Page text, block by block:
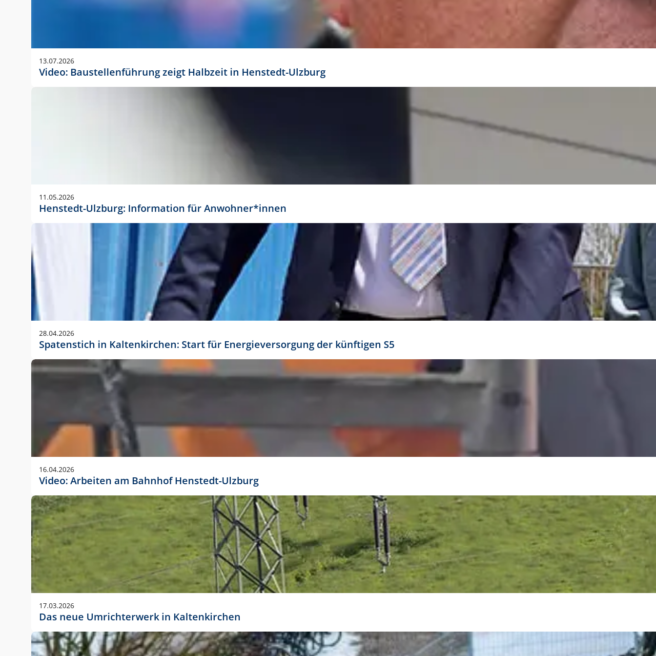
Anwendungsgröße im Layout:
Die Logohöhe beträgt 4 – 10 % der jeweiligen Formathöhe. Daraus ergeben sich für gängige Formate
folgende fest definierte Anwendungsgrößen im Layout:
DIN A3 – 15 mm hoch (5 %)
DIN A1 – 39 mm hoch (5 %)
DIN lang – 10 mm hoch (5 %)
1080 x 1080 px – 78 px hoch (7 %)
In Ausnahmefällen darf das Logo jedoch auch größer oder kleiner gesetzt werden. Dazu bedarf es jedoch
stets der vorherigen Absprache mit der Marketingabteilung.
13.07.2026
Video: Baustellenführung zeigt Halbzeit in Henstedt-Ulzburg
11.05.2026
Henstedt-Ulzburg: Information für Anwohner*innen
28.04.2026
Spatenstich in Kaltenkirchen: Start für Energieversorgung der künftigen S5
16.04.2026
Video: Arbeiten am Bahnhof Henstedt-Ulzburg
17.03.2026
Das neue Umrichterwerk in Kaltenkirchen